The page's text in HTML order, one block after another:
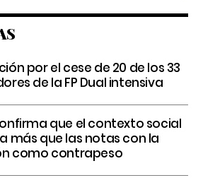
por el cese de 20 de los 33
de la FP Dual intensiva
que el contexto social
más que las notas con la
como contrapeso